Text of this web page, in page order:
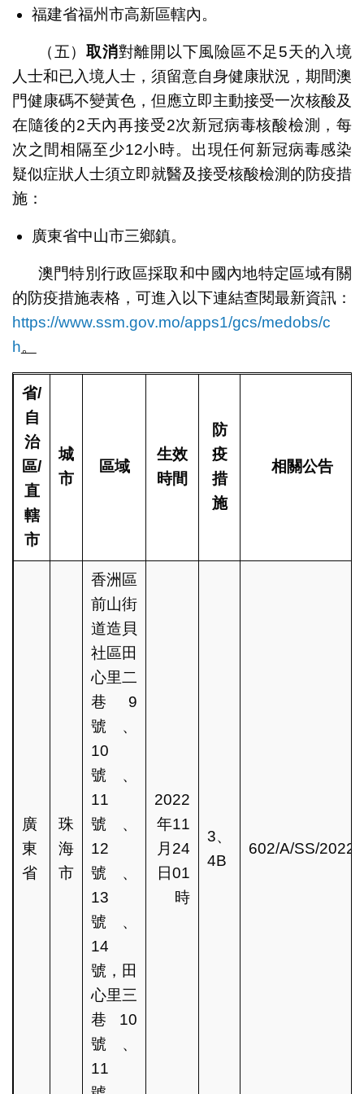
福建省福州市高新區轄內。
（五）取消對離開以下風險區不足5天的入境
人士和已入境人士，須留意自身健康狀況，期間澳
門健康碼不變黃色，但應立即主動接受一次核酸及
在隨後的2天內再接受2次新冠病毒核酸檢測，每
次之間相隔至少12小時。出現任何新冠病毒感染
疑似症狀人士須立即就醫及接受核酸檢測的防疫措
施：
廣東省中山市三鄉鎮。
澳門特別行政區採取和中國內地特定區域有關
的防疫措施表格，可進入以下連結查閱最新資訊：
https://www.ssm.gov.mo/apps1/gcs/medobs/c
h。
省/
自
治
區/
直
轄
市
城
市
區域
生效
時間
防
疫
措
施
相關公告
廣
東
省
珠
海
市
香洲區
前山街
道造貝
社區田
心里二
巷9
號、
10
號、
11
號、
12
號、
13
號、
14
號，田
心里三
巷10
號、
11
2022
年11
月24
日01
時
3、
4B
602/A/SS/2022